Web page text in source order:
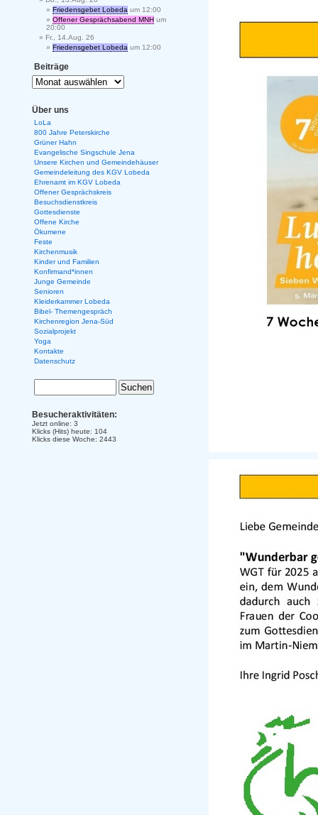
Friedensgebet Lobeda um 12:00
Offener Gesprächsabend MNH um
20:00
Fr., 14.Aug. 26
Friedensgebet Lobeda um 12:00
Beiträge
Über uns
LoLa
800 Jahre Peterskirche
Grüner Hahn
Evangelische Singschule Jena
Unsere Kirchen und Gemeindehäuser
Gemeindeleitung des KGV Lobeda
Ehrenamt im KGV Lobeda
Offener Gesprächskreis
Besuchsdienstkreis
Gottesdienste
Offene Kirche
Ökumene
Feste
Kirchenmusik
Kinder und Familien
Konfirmand*innen
Junge Gemeinde
Senioren
Kleiderkammer Lobeda
Bibel- Themengespräch
Kirchenregion Jena-Süd
Sozialprojekt
Yoga
Kontakte
Datenschutz
Besucheraktivitäten:
Jetzt online: 3
Klicks (Hits) heute: 104
Klicks diese Woche: 2443